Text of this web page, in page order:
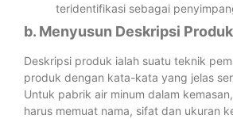
teridentifikasi sebagai
b. Menyusun Deskripsi Produk
Deskripsi produk ialah suatu teknik
produk dengan kata-kata yang jelas
Untuk pabrik air minum dalam
harus memuat nama, sifat dan ukuran